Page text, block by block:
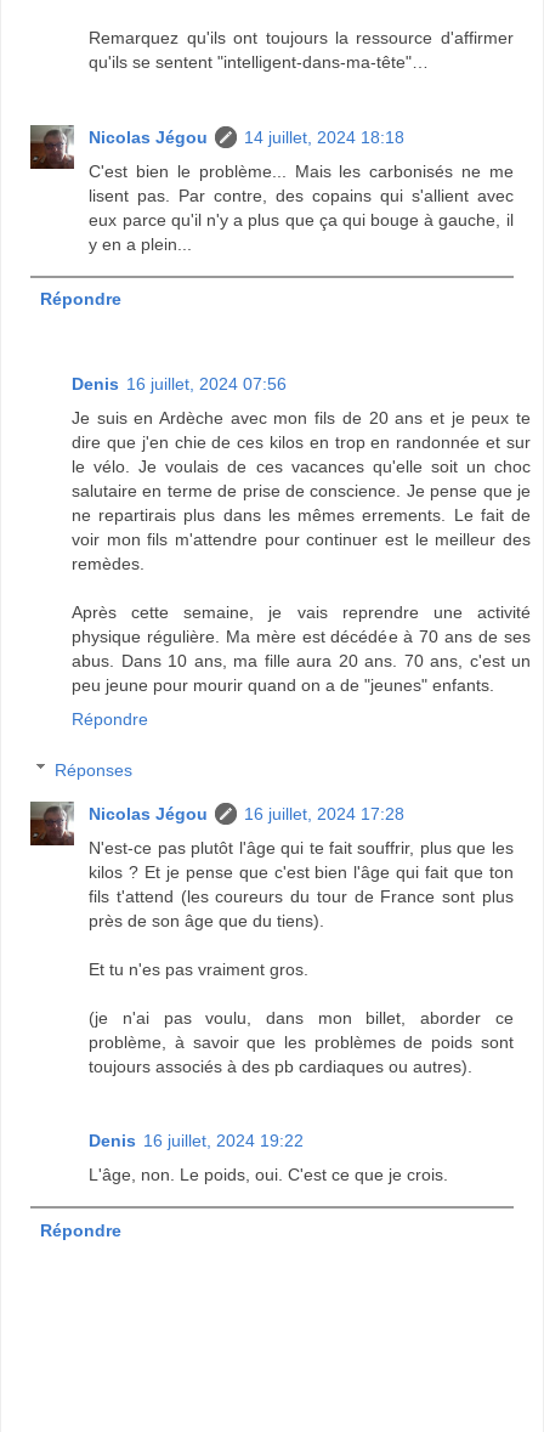
Remarquez qu'ils ont toujours la ressource d'affirmer
qu'ils se sentent "intelligent-dans-ma-tête"…
Nicolas Jégou
14 juillet, 2024 18:18
C'est bien le problème... Mais les carbonisés ne me
lisent pas. Par contre, des copains qui s'allient avec
eux parce qu'il n'y a plus que ça qui bouge à gauche, il
y en a plein...
Répondre
Denis 16 juillet, 2024 07:56
Je suis en Ardèche avec mon fils de 20 ans et je peux te
dire que j'en chie de ces kilos en trop en randonnée et sur
le vélo. Je voulais de ces vacances qu'elle soit un choc
salutaire en terme de prise de conscience. Je pense que je
ne repartirais plus dans les mêmes errements. Le fait de
voir mon fils m'attendre pour continuer est le meilleur des
remèdes.
Après cette semaine, je vais reprendre une activité
physique régulière. Ma mère est décédée à 70 ans de ses
abus. Dans 10 ans, ma fille aura 20 ans. 70 ans, c'est un
peu jeune pour mourir quand on a de "jeunes" enfants.
Répondre
Réponses
Nicolas Jégou
16 juillet, 2024 17:28
N'est-ce pas plutôt l'âge qui te fait souffrir, plus que les
kilos ? Et je pense que c'est bien l'âge qui fait que ton
fils t'attend (les coureurs du tour de France sont plus
près de son âge que du tiens).
Et tu n'es pas vraiment gros.
(je n'ai pas voulu, dans mon billet, aborder ce
problème, à savoir que les problèmes de poids sont
toujours associés à des pb cardiaques ou autres).
Denis 16 juillet, 2024 19:22
L'âge, non. Le poids, oui. C'est ce que je crois.
Répondre